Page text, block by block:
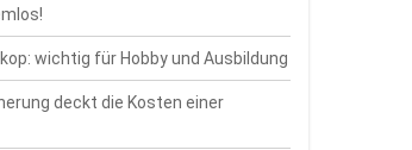
wichtig für Hobby und Ausbildung
deckt die Kosten einer